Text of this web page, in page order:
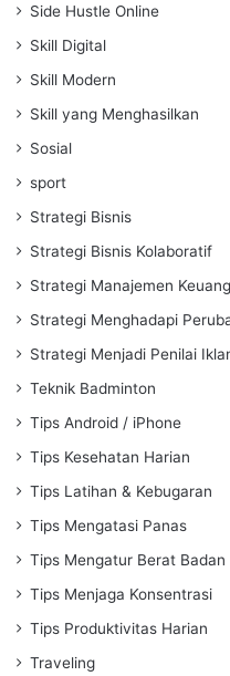
Side Hustle Online
Skill Digital
Skill Modern
Skill yang Menghasilkan
Sosial
sport
Strategi Bisnis
Strategi Bisnis Kolaboratif
Strategi Manajemen
Strategi Menghadapi
Strategi Menjadi Penilai
Teknik Badminton
Tips Android / iPhone
Tips Kesehatan Harian
Tips Latihan & Kebugaran
Tips Mengatasi Panas
Tips Mengatur Berat Badan
Tips Menjaga Konsentrasi
Tips Produktivitas Harian
Traveling